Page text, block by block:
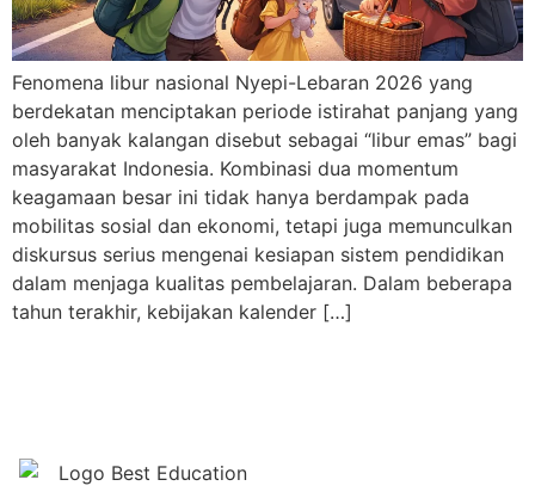
Fenomena libur nasional Nyepi-Lebaran 2026 yang
berdekatan menciptakan periode istirahat panjang yang
oleh banyak kalangan disebut sebagai “libur emas” bagi
masyarakat Indonesia. Kombinasi dua momentum
keagamaan besar ini tidak hanya berdampak pada
mobilitas sosial dan ekonomi, tetapi juga memunculkan
diskursus serius mengenai kesiapan sistem pendidikan
dalam menjaga kualitas pembelajaran. Dalam beberapa
tahun terakhir, kebijakan kalender […]